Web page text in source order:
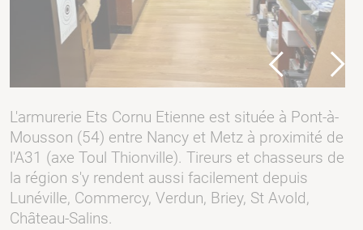
Previous Next
L'armurerie Ets Cornu Etienne est située à Pont-à-
Mousson (54) entre Nancy et Metz à proximité de
l'A31 (axe Toul Thionville). Tireurs et chasseurs de
la région s'y rendent aussi facilement depuis
Lunéville, Commercy, Verdun, Briey, St Avold,
Château-Salins.